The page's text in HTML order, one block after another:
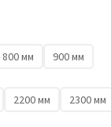
800 мм
900 мм
2200 мм
2300 мм